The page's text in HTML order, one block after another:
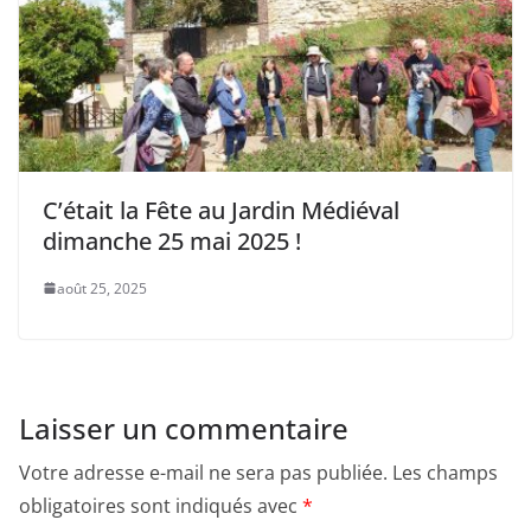
C’était la Fête au Jardin Médiéval
dimanche 25 mai 2025 !
août 25, 2025
Laisser un commentaire
Votre adresse e-mail ne sera pas publiée. Les champs
obligatoires sont indiqués avec *